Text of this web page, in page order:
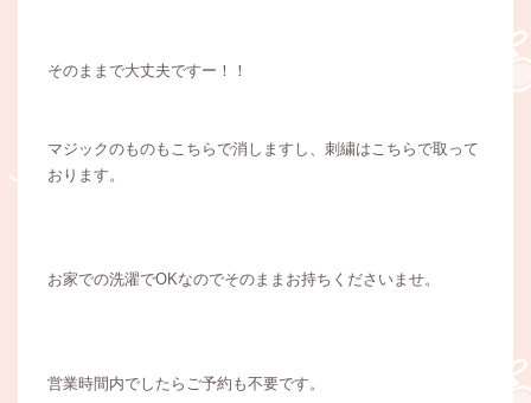
そのままで大丈夫ですー！！
マジックのものもこちらで消しますし、刺繍はこちらで取って
おります。
お家での洗濯でOKなのでそのままお持ちくださいませ。
営業時間内でしたらご予約も不要です。